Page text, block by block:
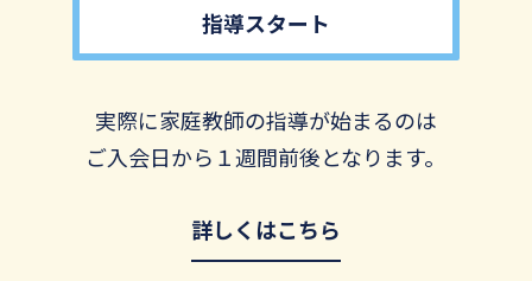
指導スタート
実際に家庭教師の指導が始まるのは
ご入会日から１週間前後となります。
詳しくはこちら